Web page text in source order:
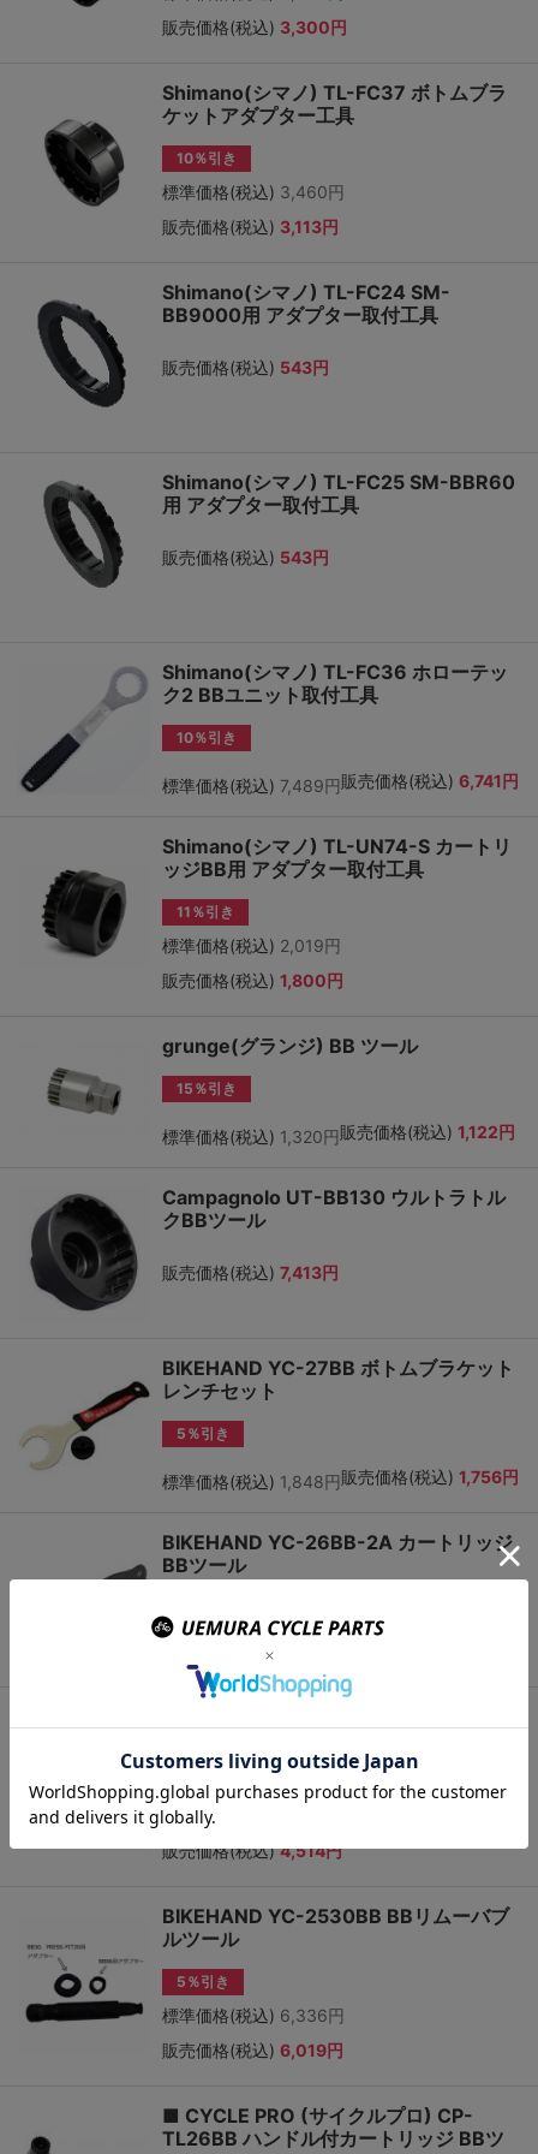
販売価格(税込) 3,300円
Shimano(シマノ) TL-FC37 ボトムブラ
ケットアダプター工具
10％引き
標準価格(税込) 3,460円
販売価格(税込) 3,113円
Shimano(シマノ) TL-FC24 SM-
BB9000用 アダプター取付工具
販売価格(税込) 543円
Shimano(シマノ) TL-FC25 SM-BBR60
用 アダプター取付工具
販売価格(税込) 543円
Shimano(シマノ) TL-FC36 ホローテッ
ク2 BBユニット取付工具
10％引き
標準価格(税込) 7,489円販売価格(税込) 6,741円
Shimano(シマノ) TL-UN74-S カートリ
ッジBB用 アダプター取付工具
11％引き
標準価格(税込) 2,019円
販売価格(税込) 1,800円
grunge(グランジ) BB ツール
15％引き
標準価格(税込) 1,320円販売価格(税込) 1,122円
Campagnolo UT-BB130 ウルトラトル
クBBツール
販売価格(税込) 7,413円
BIKEHAND YC-27BB ボトムブラケット
レンチセット
5％引き
標準価格(税込) 1,848円販売価格(税込) 1,756円
BIKEHAND YC-26BB-2A カートリッジ
BBツール
標準価格(税込)
5％引き
標準価格(税込)
販売価格(税込) 4,514円
BIKEHAND YC-2530BB BBリムーバブ
ルツール
5％引き
標準価格(税込) 6,336円
販売価格(税込) 6,019円
■ CYCLE PRO (サイクルプロ) CP-
TL26BB ハンドル付カートリッジ BBツ